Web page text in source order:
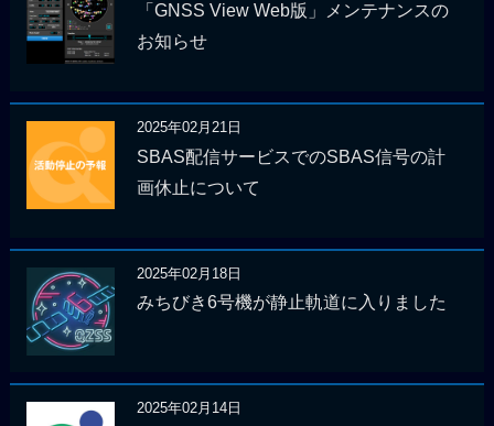
「GNSS View Web版」メンテナンスの
お知らせ
2025年02月21日
SBAS配信サービスでのSBAS信号の計
画休止について
2025年02月18日
みちびき6号機が静止軌道に入りました
2025年02月14日